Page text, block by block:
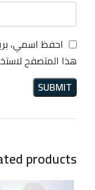
احفظ اسمي،
هذا المتصفح
products